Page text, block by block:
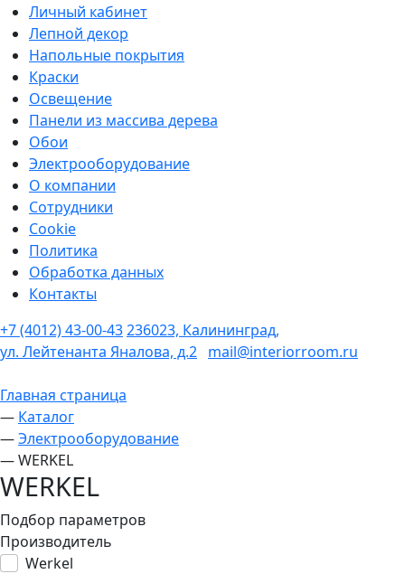
Личный кабинет
Лепной декор
Напольные покрытия
Краски
Освещение
Панели из массива дерева
Обои
Электрооборудование
О компании
Сотрудники
Cookie
Политика
Обработка данных
Контакты
+7 (4012) 43-00-43236023, Калининград,
ул. Лейтенанта Яналова, д.2 mail@interiorroom.ru
Главная страница
— Каталог
—Электрооборудование
—WERKEL
WERKEL
Подбор параметров
Производитель
Werkel